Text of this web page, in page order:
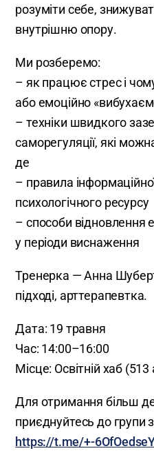
розуміти себе,
внутрішню опору.
Ми розберемо:
– як працює стрес і
або емоційно
– техніки швидкого
саморегуляції, які
де
– правила
психологічного ресурсу
– способи відновлення
у періоди виснаження
Тренерка — Анна
підході, арттерапевтка.
Дата: 19 травня
Час: 14:00–16:00
Місце: Освітній хаб (513
Для отримання більш
приєднуйтесь до групи
https://t.me/+-